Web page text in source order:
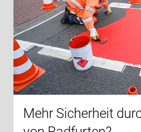
Mehr Sicherheit